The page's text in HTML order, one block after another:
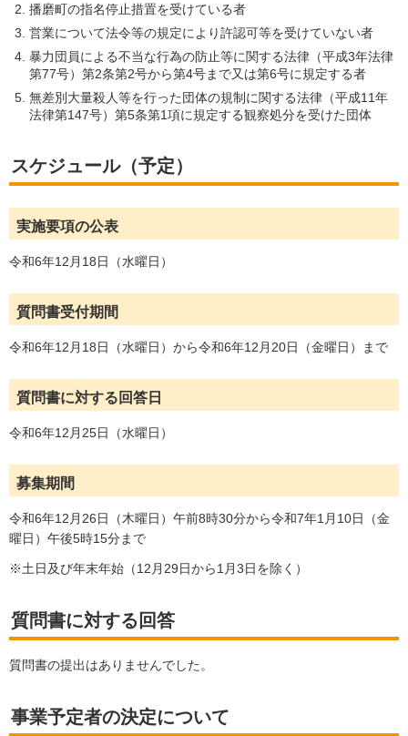
播磨町の指名停止措置を受けている者
営業について法令等の規定により許認可等を受けていない者
暴力団員による不当な行為の防止等に関する法律（平成3年法律
第77号）第2条第2号から第4号まで又は第6号に規定する者
無差別大量殺人等を行った団体の規制に関する法律（平成11年
法律第147号）第5条第1項に規定する観察処分を受けた団体
スケジュール（予定）
実施要項の公表
令和6年12月18日（水曜日）
質問書受付期間
令和6年12月18日（水曜日）から令和6年12月20日（金曜日）まで
質問書に対する回答日
令和6年12月25日（水曜日）
募集期間
令和6年12月26日（木曜日）午前8時30分から令和7年1月10日（金
曜日）午後5時15分まで
※土日及び年末年始（12月29日から1月3日を除く）
質問書に対する回答
質問書の提出はありませんでした。
事業予定者の決定について